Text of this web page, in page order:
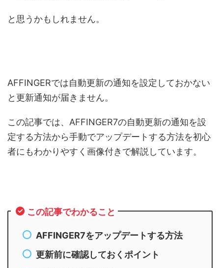
と思うかもしれません。
AFFINGERでは自動更新の通知を設定しておかない
と更新通知が届きません。
この記事では、AFFINGER7の自動更新の通知を設
定する方法から手動でアップデートする方法を初心
者にもわかりやすく画像付きで解説しています。
この記事でわかること
AFFINGER7をアップデートする方法
更新前に確認しておくポイント